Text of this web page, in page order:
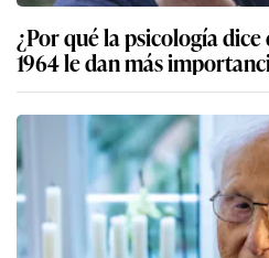
¿Por qué la psicología
1964 le dan más